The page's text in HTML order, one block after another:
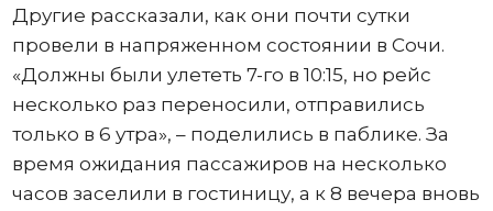
Другие рассказали, как они почти сутки
провели в напряженном состоянии в Сочи.
«Должны были улететь 7-го в 10:15, но рейс
несколько раз переносили, отправились
только в 6 утра», – поделились в паблике. За
время ожидания пассажиров на несколько
часов заселили в гостиницу, а к 8 вечера вновь